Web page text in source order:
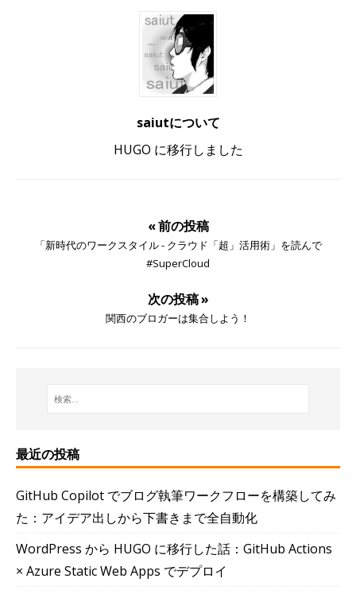
saiutについて
HUGO に移行しました
« 前の投稿
「新時代のワークスタイル - クラウド「超」活用術」を読んで
#SuperCloud
次の投稿 »
関西のブロガーは集合しよう！
最近の投稿
GitHub Copilot でブログ執筆ワークフローを構築してみ
た：アイデア出しから下書きまで全自動化
WordPress から HUGO に移行した話：GitHub Actions
× Azure Static Web Apps でデプロイ